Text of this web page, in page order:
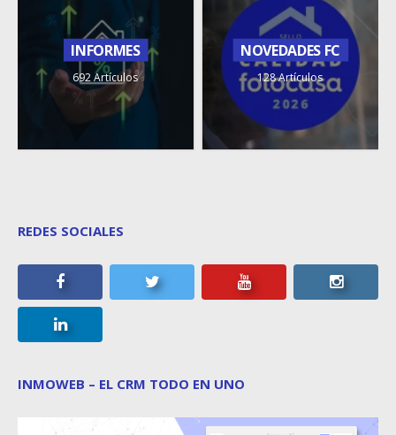
INFORMES
692 Artículos
NOVEDADES FC
128 Artículos
REDES SOCIALES
INMOWEB – EL CRM TODO EN UNO